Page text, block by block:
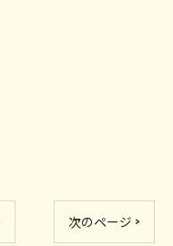
次のページ >